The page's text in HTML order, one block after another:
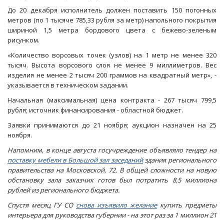
До 20 декабря исполнитель должен поставить 150 погонных
метров (по 1 тысяче 785,33 рубля за метр) напольного покрытия
шириной 1,5 метра бордового цвета с бежево-зеленым
рисунком.
«Количество ворсовых точек (узлов) на 1 метр не менее 320
тысяч. Высота ворсового слоя не менее 9 миллиметров. Вес
изделия не менее 2 тысяч 200 граммов на квадратный метр», -
указывается в техническом задании.
Начальная (максимальная) цена контракта - 267 тысяч 799,5
рубля; источник финансирования - областной бюджет.
Заявки принимаются до 21 ноября; аукцион назначен на 25
ноября.
Напомним, в конце августа госучреждение объявляло тендер на
поставку мебели в Большой зал заседанийздания регионального
правительства на Московской, 72. В общей сложности на новую
обстановку зала заказчик готов был потратить 8,5 миллиона
рублей из регионального бюджета.
Спустя месяц ГУ СО снова изъявило желаниекупить предметы
интерьера для руководства губернии - на этот раз за 1 миллион 21